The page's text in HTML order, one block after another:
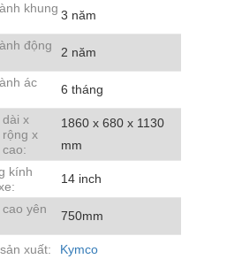
khung 3 năm
động
2 năm
ác
6 tháng
dài x
rộng x
cao:
1860 x 680 x 1130
mm
kính
14 inch
cao yên
750mm
xuất:
Kymco